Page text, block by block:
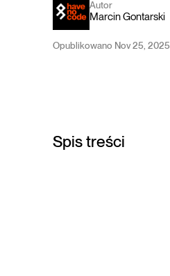
Autor
Marcin Gontarski
Opublikowano Nov 25, 2025
Spis treści